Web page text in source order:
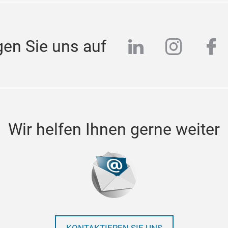
Sie uns auf linkedin
Wir helfen Ihnen gerne weiter